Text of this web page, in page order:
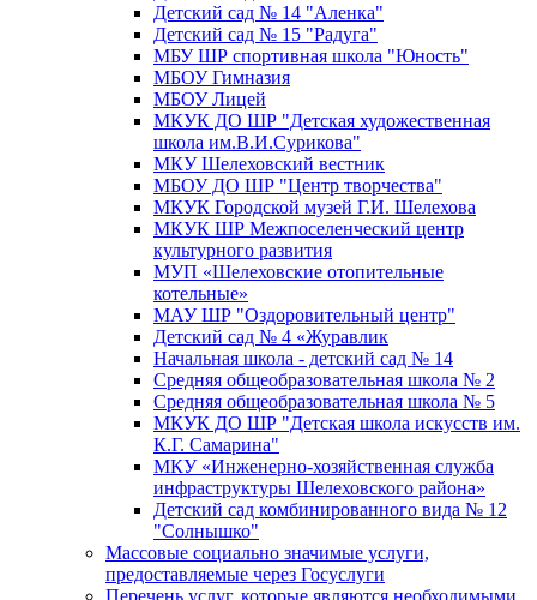
Детский сад № 14 "Аленка"
Детский сад № 15 "Радуга"
МБУ ШР спортивная школа "Юность"
МБОУ Гимназия
МБОУ Лицей
МКУК ДО ШР "Детская художественная
школа им.В.И.Сурикова"
МКУ Шелеховский вестник
МБОУ ДО ШР "Центр творчества"
МКУК Городской музей Г.И. Шелехова
МКУК ШР Межпоселенческий центр
культурного развития
МУП «Шелеховские отопительные
котельные»
МАУ ШР "Оздоровительный центр"
Детский сад № 4 «Журавлик
Начальная школа - детский сад № 14
Средняя общеобразовательная школа № 2
Средняя общеобразовательная школа № 5
МКУК ДО ШР "Детская школа искусств им.
К.Г. Самарина"
МКУ «Инженерно-хозяйственная служба
инфраструктуры Шелеховского района»
Детский сад комбинированного вида № 12
"Солнышко"
Массовые социально значимые услуги,
предоставляемые через Госуслуги
Перечень услуг, которые являются необходимыми